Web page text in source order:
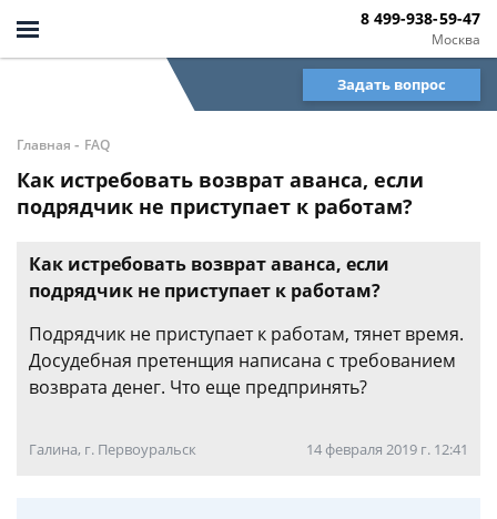
Москва
8 499-938-59-47
Задать вопрос
Главная - FAQ
Как истребовать возврат аванса, если
подрядчик не приступает к работам?
Как истребовать возврат аванса, если
подрядчик не приступает к работам?
Подрядчик не приступает к работам, тянет время.
Досудебная претенщия написана с требованием
возврата денег. Что еще предпринять?
Галина, г. Первоуральск 14 февраля 2019 г. 12:41